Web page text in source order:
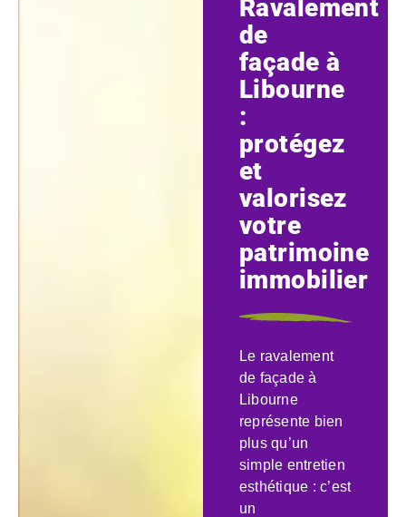
Ravalement
de
façade à
Libourne
:
protégez
et
valorisez
votre
patrimoine
immobilier
Le ravalement
de façade à
Libourne
représente bien
plus qu’un
simple entretien
esthétique : c’est
un